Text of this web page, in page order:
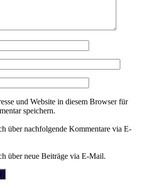
und Website in diesem Browser für
speichern.
über nachfolgende Kommentare via E-
über neue Beiträge via E-Mail.